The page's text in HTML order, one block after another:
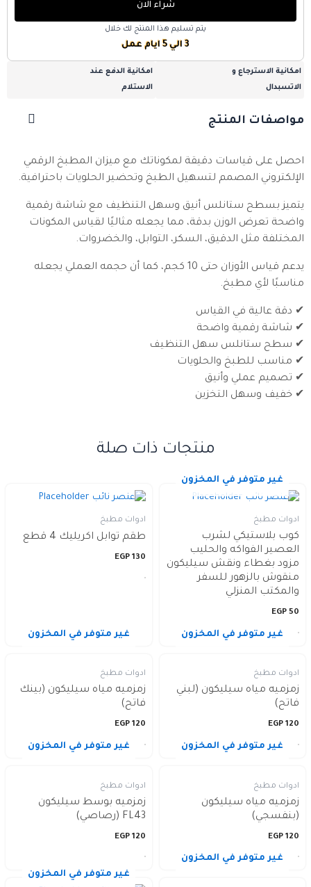
شراء الان
يتم تسليم هذا المنتج لك خلال
3 الي 5 ايام عمل
امكانية الاسترجاع و
الاتسبدال
امكانية الدفع عند
الاستلام
مواصفات المنتج
احصل على قياسات دقيقة لمكوناتك مع ميزان المطبخ الرقمي
الإلكتروني المصمم لتسهيل الطبخ وتحضير الحلويات باحترافية.
يتميز بسطح ستانلس أنيق وسهل التنظيف مع شاشة رقمية
واضحة تعرض الوزن بدقة، مما يجعله مثاليًا لقياس المكونات
المختلفة مثل الدقيق، السكر، التوابل، والخضروات.
يدعم قياس الأوزان حتى 10 كجم، كما أن حجمه العملي يجعله
مناسبًا لأي مطبخ.
✔ دقة عالية في القياس
✔ شاشة رقمية واضحة
✔ سطح ستانلس سهل التنظيف
✔ مناسب للطبخ والحلويات
✔ تصميم عملي وأنيق
✔ خفيف وسهل التخزين
منتجات ذات صلة
غير متوفر في المخزون
ادوات مطبخ
كوب بلاستيكي لشرب
العصير الفواكه والحليب
مزود بغطاء ونقش سيليكون
منقوش بالزهور للسفر
والمكتب المنزلي
50
EGP
ادوات مطبخ
طقم توابل اكريليك 4 قطع
130
EGP
غير متوفر في المخزون
ادوات مطبخ
زمزميه مياه سيليكون (لبني
فاتح)
120
EGP
غير متوفر في المخزون
ادوات مطبخ
زمزميه مياه سيليكون (بينك
فاتح)
120
EGP
غير متوفر في المخزون
ادوات مطبخ
زمزميه مياه سيليكون
(بنفسجي)
120
EGP
غير متوفر في المخزون
ادوات مطبخ
زمزميه بوسط سيليكون
FL43 (رصاصي)
120
EGP
غير متوفر في المخزون
غير متوفر في المخزون